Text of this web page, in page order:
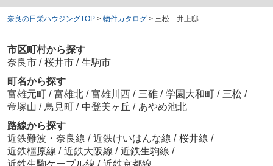
奈良の日栄ハウジングTOP > 物件カタログ > 三松 井上邸
市区町村から探す
奈良市 / 桜井市 / 生駒市
町名から探す
富雄元町 / 富雄北 / 富雄川西 / 三碓 / 学園大和町 / 三松 /
帝塚山 / 鳥見町 / 中登美ヶ丘 / あやめ池北
路線から探す
近鉄難波・奈良線 / 近鉄けいはんな線 / 桜井線 /
近鉄橿原線 / 近鉄大阪線 / 近鉄生駒線 /